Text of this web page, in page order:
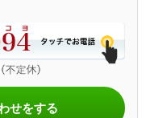
せをする